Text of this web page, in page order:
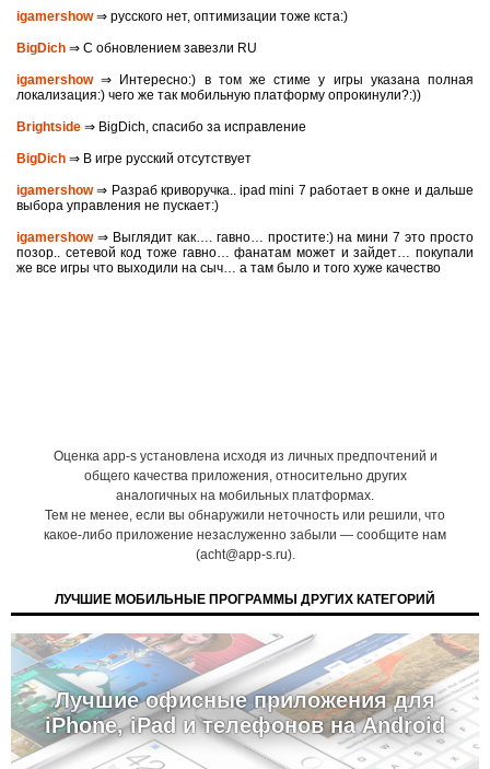
igamershow⇒ русского нет, оптимизации тоже кста:)
BigDich ⇒ С обновлением завезли RU
igamershow⇒ Интересно:) в том же стиме у игры указана полная
локализация:) чего же так мобильную платформу опрокинули?:))
Brightside ⇒ BigDich, спасибо за исправление
BigDich ⇒ В игре русский отсутствует
igamershow⇒ Разраб криворучка.. ipad mini 7 работает в окне и дальше
выбора управления не пускает:)
igamershow⇒ Выглядит как…. гавно… простите:) на мини 7 это просто
позор.. сетевой код тоже гавно… фанатам может и зайдет… покупали
же все игры что выходили на сыч… а там было и того хуже качество
Оценка app-s установлена исходя из личных предпочтений и
общего качества приложения, относительно других
аналогичных на мобильных платформах.
Тем не менее, если вы обнаружили неточность или решили, что
какое-либо приложение незаслуженно забыли — сообщите нам
(acht@app-s.ru).
ЛУЧШИЕ МОБИЛЬНЫЕ ПРОГРАММЫ ДРУГИХ КАТЕГОРИЙ
Лучшие офисные приложения для
iPhone, iPad и телефонов на Android